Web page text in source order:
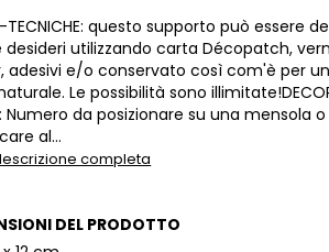
TECNICHE: questo supporto può essere
utilizzando carta Décopatch,
adesivi e/o conservato così com'è per
Le possibilità sono
Numero da posizionare su una mensola
al...
completa
DEL PRODOTTO